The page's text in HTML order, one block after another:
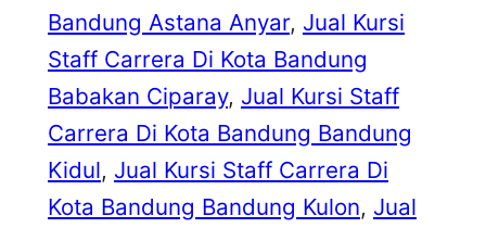
Bandung Astana Anyar, Jual Kursi
Staff Carrera Di Kota Bandung
Babakan Ciparay, Jual Kursi Staff
Carrera Di Kota Bandung Bandung
Kidul, Jual Kursi Staff Carrera Di
Kota Bandung Bandung Kulon, Jual